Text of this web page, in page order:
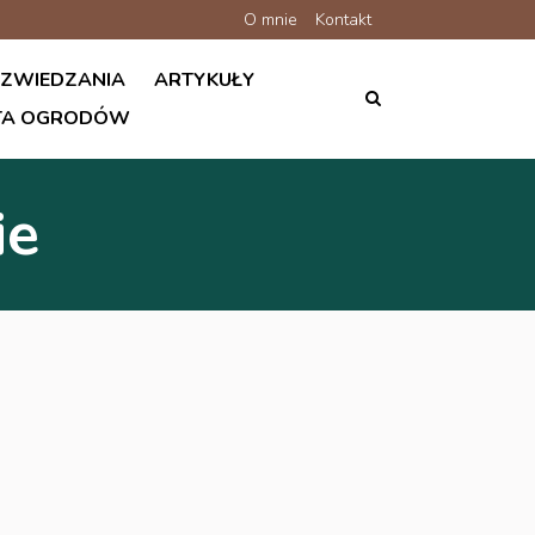
O mnie Kontakt
ARTYKUŁY
OGRODÓW